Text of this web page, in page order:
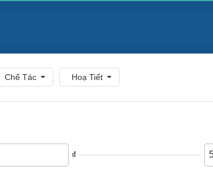
Chế Tác Hoạ Tiết
₫